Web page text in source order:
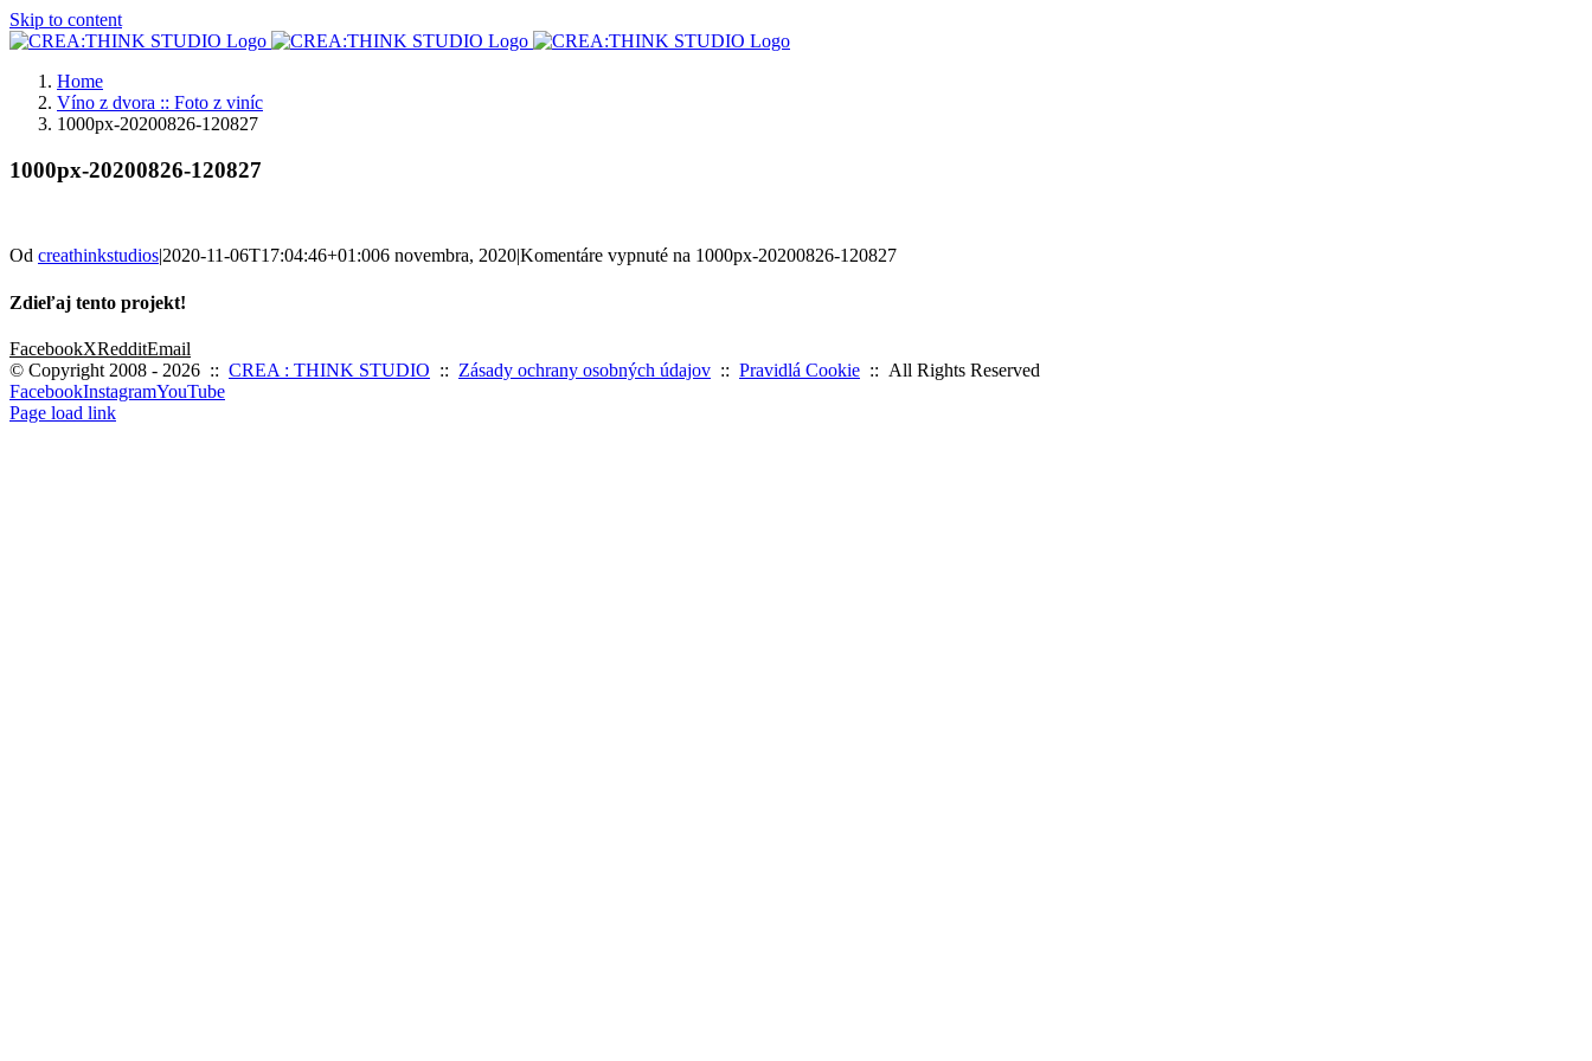
Skip to content
Home
Víno z dvora :: Foto z viníc
1000px-20200826-120827
1000px-20200826-120827
Od creathinkstudios|2020-11-06T17:04:46+01:006 novembra, 2020|Komentáre vypnuté na 1000px-20200826-120827
Zdieľaj tento projekt!
FacebookXRedditEmail
© Copyright 2008 - 2026 :: CREA : THINK STUDIO :: Zásady ochrany osobných údajov :: Pravidlá Cookie :: All Rights Reserved
FacebookInstagramYouTube
Page load link